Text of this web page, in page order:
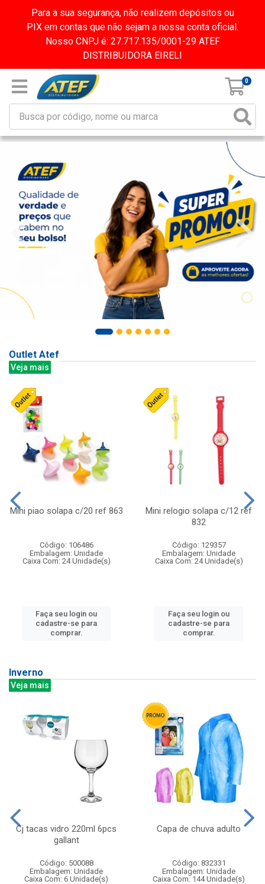
Para a sua segurança, não realizem depósitos ou
PIX em contas que não sejam a nossa conta oficial.
Nosso CNPJ é: 27.717.135/0001-29 ATEF
DISTRIBUIDORA EIRELI
0
Outlet Atef
Veja mais
Mini piao solapa c/20 ref 863
Código: 106486
Embalagem: Unidade
Caixa Com: 24 Unidade(s)
Faça seu login ou
cadastre-se para
comprar.
Mini relogio solapa c/12 ref
832
Código: 129357
Embalagem: Unidade
Caixa Com: 24 Unidade(s)
Faça seu login ou
cadastre-se para
comprar.
Inverno
Veja mais
Cj tacas vidro 220ml 6pcs
gallant
Código: 500088
Embalagem: Unidade
Caixa Com: 6 Unidade(s)
Capa de chuva adulto
Código: 832331
Embalagem: Unidade
Caixa Com: 144 Unidade(s)